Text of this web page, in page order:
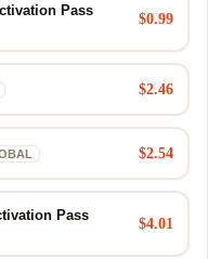
Pass
$0.99
$2.46
$2.54
Pass
$4.01